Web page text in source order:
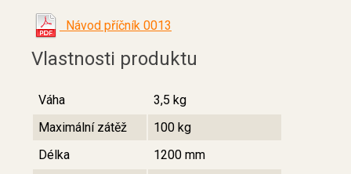
Návod příčník 0013
Vlastnosti produktu
Váha
3,5 kg
Maximální zátěž
100 kg
Délka
1200 mm